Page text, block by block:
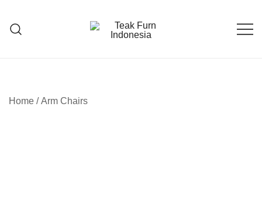
Home /Arm Chairs